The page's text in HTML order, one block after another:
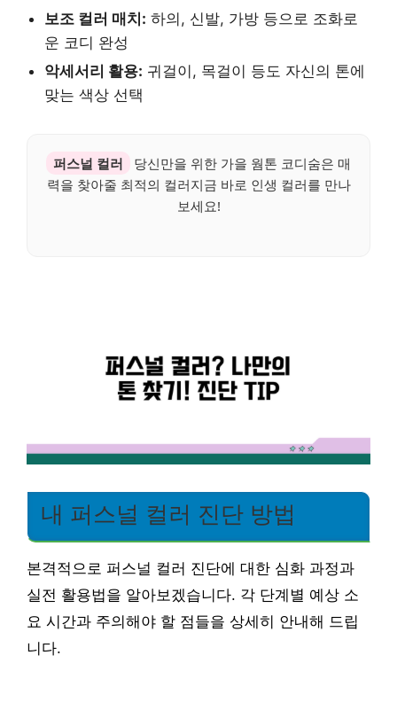
보조 컬러 매치: 하의, 신발, 가방 등으로 조화로
운 코디 완성
악세서리 활용: 귀걸이, 목걸이 등도 자신의 톤에
맞는 색상 선택
퍼스널 컬러
당신만을 위한 가을 웜톤 코디숨은 매
력을 찾아줄 최적의 컬러지금 바로 인생 컬러를 만나
보세요!
내 퍼스널 컬러 진단 방법
본격적으로 퍼스널 컬러 진단에 대한 심화 과정과
실전 활용법을 알아보겠습니다. 각 단계별 예상 소
요 시간과 주의해야 할 점들을 상세히 안내해 드립
니다.